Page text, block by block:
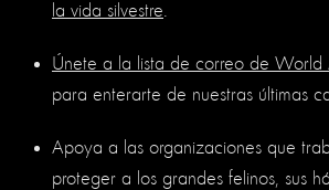
la vida silvestre.
Únete a la lista de correo de World
para enterarte de nuestras últimas
Apoya a las organizaciones que
proteger a los grandes felinos, sus